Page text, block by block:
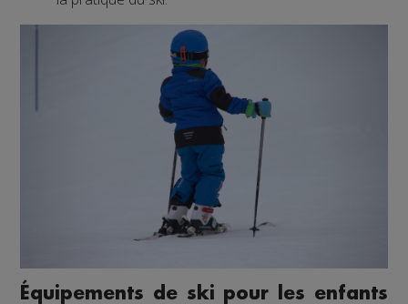
Équipements de ski pour les enfants